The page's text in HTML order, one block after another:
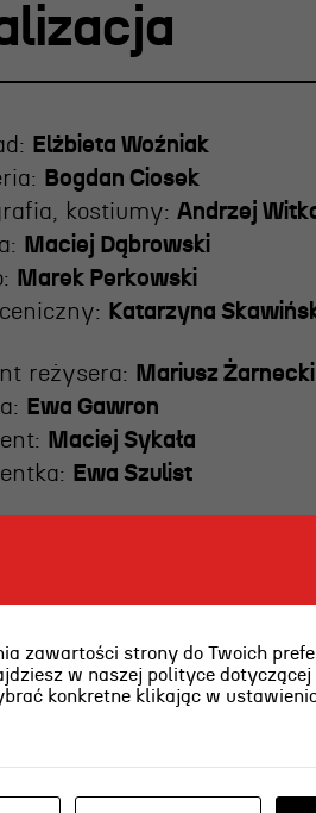
Elżbieta Woźniak
Bogdan Ciosek
kostiumy: Andrzej
Maciej Dąbrowski
Marek Perkowski
Katarzyna
reżysera: Mariusz Żarnecki
Ewa Gawron
Maciej Sykała
Ewa Szulist
zawartości strony do Twoich
w naszej polityce dotyczącej
konkretne klikając w